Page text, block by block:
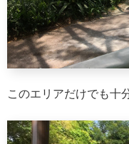
このエリアだけでも十